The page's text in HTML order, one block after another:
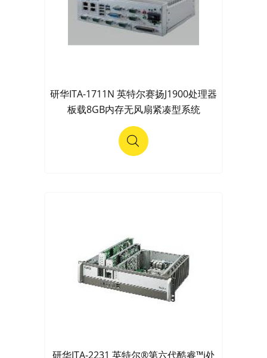
研华ITA-1711N 英特尔赛扬J1900处理器
板载8GB内存无风扇紧凑型系统
研华ITA-2231 英特尔®第六代酷睿™i处